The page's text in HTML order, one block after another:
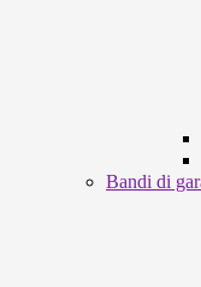
Bandi di